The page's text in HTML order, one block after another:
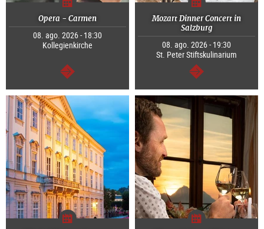
Opera - Carmen
08. ago. 2026 - 18:30
Kollegienkirche
continuar
Mozart Dinner Concert in
Salzburg
08. ago. 2026 - 19:30
St. Peter Stiftskulinarium
continuar